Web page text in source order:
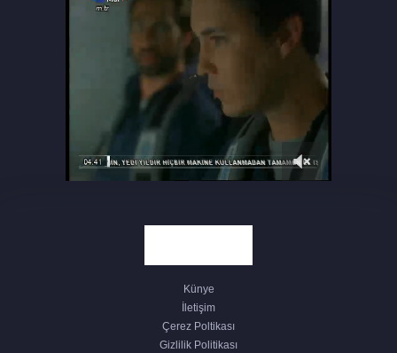
ÖĞRETİM YILI BAŞLADII
CHP BANDIRMA’DA SEÇİMLERDE
TURUNCU LİSTE FARK AÇTI
TÜRKİYE GENELİNDE SOSYAL
YARDIMLAŞMA VE DAYANIŞMA VAKFI
ÇALIŞANLARI GREVDE
BANDIRMA’DA 30 AĞUSTOS COŞKUSU,
ENGELSİZ ZAFER DALIŞI
GERÇEKLEŞTİRİLDİ
Künye
İletişim
Çerez Poltikası
Gizlilik Politikası